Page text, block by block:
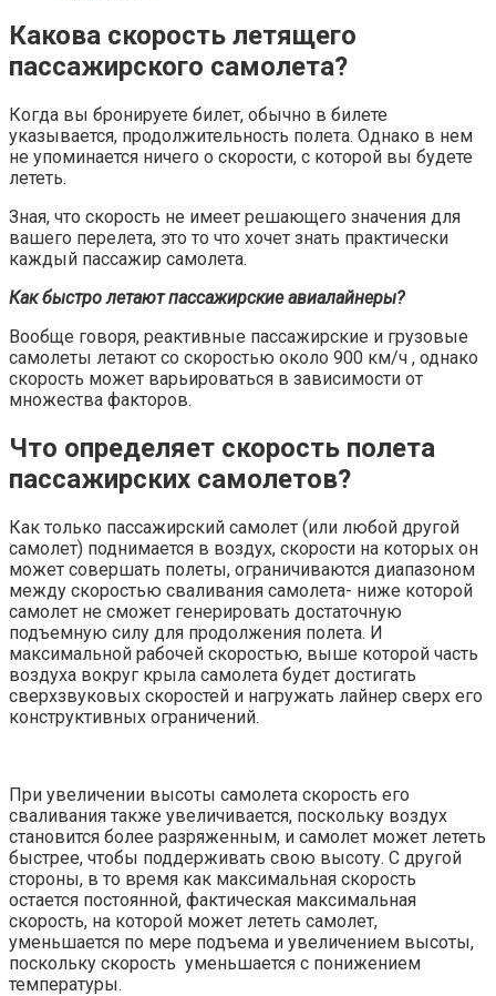
Какова скорость летящего
пассажирского самолета?
Когда вы бронируете билет, обычно в билете
указывается, продолжительность полета. Однако в нем
не упоминается ничего о скорости, с которой вы будете
лететь.
Зная, что скорость не имеет решающего значения для
вашего перелета, это то что хочет знать практически
каждый пассажир самолета.
Как быстро летают пассажирские авиалайнеры?
Вообще говоря, реактивные пассажирские и грузовые
самолеты летают со скоростью около 900 км/ч , однако
скорость может варьироваться в зависимости от
множества факторов.
Что определяет скорость полета
пассажирских самолетов?
Как только пассажирский самолет (или любой другой
самолет) поднимается в воздух, скорости на которых он
может совершать полеты, ограничиваются диапазоном
между скоростью сваливания самолета- ниже которой
самолет не сможет генерировать достаточную
подъемную силу для продолжения полета. И
максимальной рабочей скоростью, выше которой часть
воздуха вокруг крыла самолета будет достигать
сверхзвуковых скоростей и нагружать лайнер сверх его
конструктивных ограничений.
При увеличении высоты самолета скорость его
сваливания также увеличивается, поскольку воздух
становится более разряженным, и самолет может лететь
быстрее, чтобы поддерживать свою высоту. С другой
стороны, в то время как максимальная скорость
остается постоянной, фактическая максимальная
скорость, на которой может лететь самолет,
уменьшается по мере подъема и увеличением высоты,
поскольку скорость уменьшается с понижением
температуры.